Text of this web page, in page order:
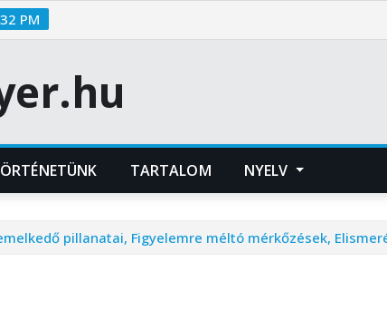
PM
TARTALOM NYELV
pillanatai, Figyelemre méltó mérkőzések,